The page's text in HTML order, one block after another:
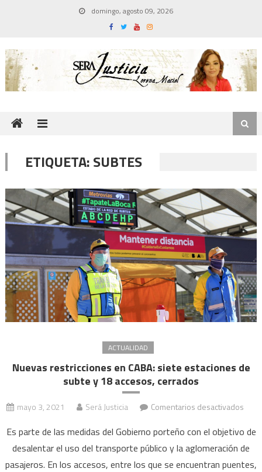
domingo, agosto 09, 2026
ETIQUETA:SUBTES
ACTUALIDAD
Nuevas restricciones en CABA: siete estaciones de
subte y 18 accesos, cerrados
mayo 3, 2021 Será Justicia Comentarios desactivados
en
Es parte de las medidas del Gobierno porteño con el objetivo de
desalentar el uso del transporte público y la aglomeración de
pasajeros. En los accesos, entre los que se encuentran puentes,